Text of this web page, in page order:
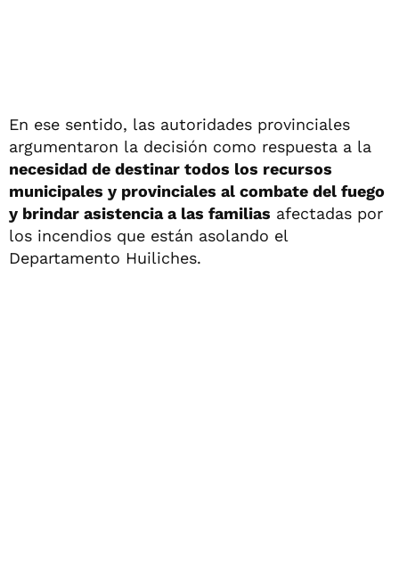
En ese sentido, las autoridades provinciales
argumentaron la decisión como respuesta a la
necesidad de destinar todos los recursos
municipales y provinciales al combate del fuego
y brindar asistencia a las familias afectadas por
los incendios que están asolando el
Departamento Huiliches.